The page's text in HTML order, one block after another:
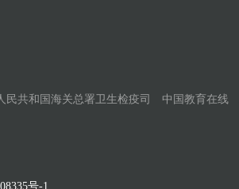
民共和国海关总署卫生检疫司 中国教育在线
号-1